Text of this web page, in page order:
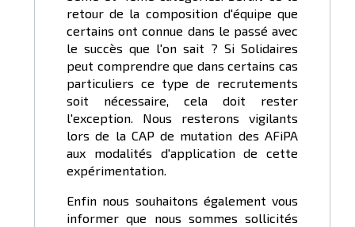
retour de la composition d'équipe que
certains ont connue dans le passé avec
le succès que l'on sait ? Si Solidaires
peut comprendre que dans certains cas
particuliers ce type de recrutements
soit nécessaire, cela doit rester
l'exception. Nous resterons vigilants
lors de la CAP de mutation des AFiPA
aux modalités d'application de cette
expérimentation.
Enfin nous souhaitons également vous
informer que nous sommes sollicités